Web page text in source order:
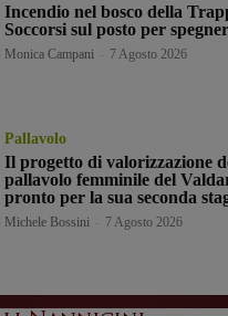
Incendio nel bosco della
Soccorsi sul posto per
Monica Campani 7 Agosto 2026
Pallavolo
Il progetto di valorizzazione
pallavolo femminile del
pronto per la sua seconda
Michele Bossini 7 Agosto 2026